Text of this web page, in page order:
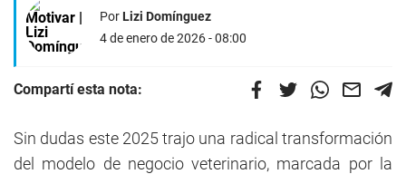
PorLizi Domínguez
4 de enero de 2026 - 08:00
Compartí esta nota:
Sin dudas este 2025 trajo una radical transformación
del modelo de negocio veterinario, marcada por la